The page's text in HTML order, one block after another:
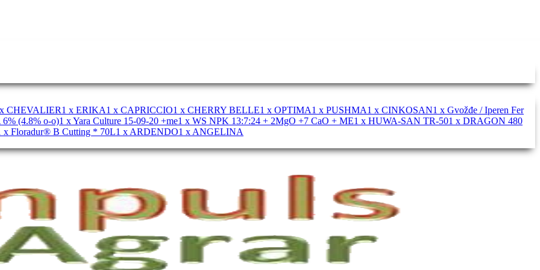
CHEVALIER1 x ERIKA1 x CAPRICCIO1 x CHERRY BELLE1 x OPTIMA1 x PUSHMA1 x CINKOSAN1 x Gvožđe / Iperen Fer
(4.8% o-o)1 x Yara Culture 15-09-20 +me1 x WS NPK 13:7:24 + 2MgO +7 CaO + ME1 x HUWA-SAN TR-501 x DRAGON 480
x Floradur® B Cutting * 70L1 x ARDENDO1 x ANGELINA